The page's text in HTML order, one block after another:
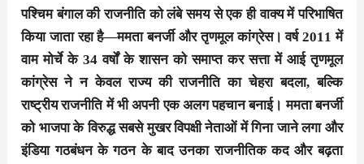
पश्चिम बंगाल की राजनीति को लंबे समय से एक ही वाक्य में परिभाषित
किया जाता रहा है—ममता बनर्जी और तृणमूल कांग्रेस। वर्ष 2011 में
वाम मोर्चे के 34 वर्षों के शासन को समाप्त कर सत्ता में आई तृणमूल
कांग्रेस ने न केवल राज्य की राजनीति का चेहरा बदला, बल्कि
राष्ट्रीय राजनीति में भी अपनी एक अलग पहचान बनाई। ममता बनर्जी
को भाजपा के विरुद्ध सबसे मुखर विपक्षी नेताओं में गिना जाने लगा और
इंडिया गठबंधन के गठन के बाद उनका राजनीतिक कद और बढ़ता